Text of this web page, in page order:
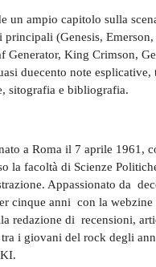
un ampio capitolo sulla
principali (Genesis,
Generator, King Crimson,
duecento note
sitografia e bibliografia.
a Roma il 7 aprile 1961,
la facoltà di Scienze
Appassionato da
cinque anni con la
redazione di recensioni,
i giovani del rock degli